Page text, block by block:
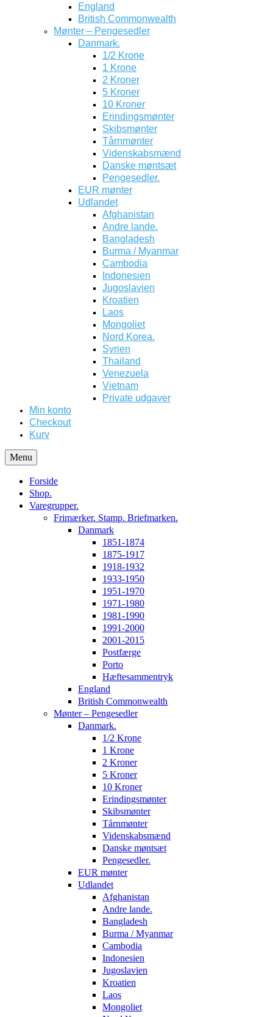
England
British Commonwealth
Mønter – Pengesedler
Danmark.
1/2 Krone
1 Krone
2 Kroner
5 Kroner
10 Kroner
Erindingsmønter
Skibsmønter
Tårnmønter
Videnskabsmænd
Danske møntsæt
Pengesedler.
EUR mønter
Udlandet
Afghanistan
Andre lande.
Bangladesh
Burma / Myanmar
Cambodia
Indonesien
Jugoslavien
Kroatien
Laos
Mongoliet
Nord Korea.
Syrien
Thailand
Venezuela
Vietnam
Private udgaver
Min konto
Checkout
Kurv
Menu
Forside
Shop.
Varegrupper.
Frimærker. Stamp. Briefmarken.
Danmark
1851-1874
1875-1917
1918-1932
1933-1950
1951-1970
1971-1980
1981-1990
1991-2000
2001-2015
Postfærge
Porto
Hæftesammentryk
England
British Commonwealth
Mønter – Pengesedler
Danmark.
1/2 Krone
1 Krone
2 Kroner
5 Kroner
10 Kroner
Erindingsmønter
Skibsmønter
Tårnmønter
Videnskabsmænd
Danske møntsæt
Pengesedler.
EUR mønter
Udlandet
Afghanistan
Andre lande.
Bangladesh
Burma / Myanmar
Cambodia
Indonesien
Jugoslavien
Kroatien
Laos
Mongoliet